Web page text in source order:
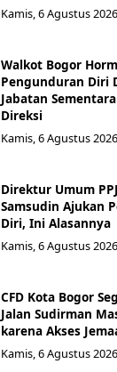
Kamis, 6 Agustus
Walkot Bogor
Pengunduran Diri
Jabatan
Direksi
Kamis, 6 Agustus
Direktur Umum
Samsudin Ajukan
Diri, Ini Alasannya
Kamis, 6 Agustus
CFD Kota Bogor
Jalan Sudirman
karena Akses
Kamis, 6 Agustus